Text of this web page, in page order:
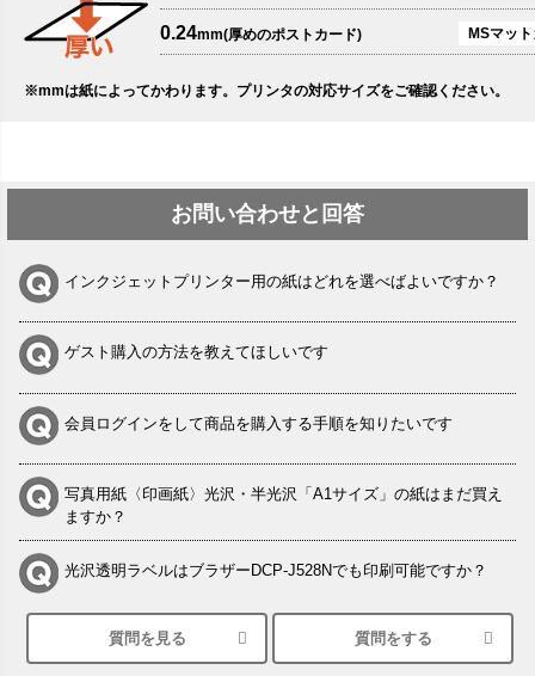
0.24mm(厚めのポストカード) MSマッ
※mmは紙によってかわります。プリンタの対応サイズをご確認ください。
お問い合わせと回答
インクジェットプリンター用の紙はどれを選べばよいですか？
ゲスト購入の方法を教えてほしいです
会員ログインをして商品を購入する手順を知りたいです
写真用紙〈印画紙〉光沢・半光沢「A1サイズ」の紙はまだ買え
ますか？
光沢透明ラベルはブラザーDCP-J528Nでも印刷可能ですか？
シルバーペーパーにEPSON EP-30VAで印刷するときの設定は？
質問を見る 質問をする